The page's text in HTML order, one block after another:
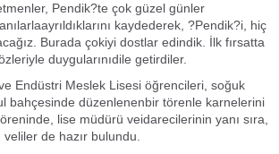
Pendik?te çok güzel günler
kaydederek, ?Pendik?i, hiç
Burada çokiyi dostlar edindik. İlk fırsatta
duygularınıdile getirdiler.
Endüstri Meslek Lisesi öğrencileri, soğuk
bahçesinde düzenlenenbir törenle karnelerini
lise müdürü veidarecilerinin yanı sıra,
de hazır bulundu.